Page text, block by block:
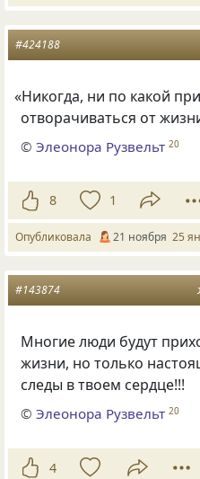
#424188
«Никогда, ни по какой
отворачиваться от
©Элеонора Рузвельт 20
8 1
Опубликовала 21 ноября 25
#143874
Многие люди будут
жизни, но только
следы в твоем сердце!!!
©Элеонора Рузвельт 20
4